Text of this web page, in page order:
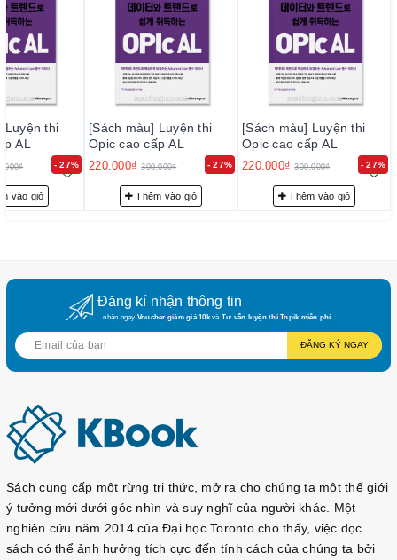
- 27%
Luyện thi
AL
vào giỏ
- 27%
[Sách màu] Luyện thi
Opic cao cấp AL
220.000₫ 300.000₫
Thêm vào giỏ
- 27%
[Sách màu] Luyện thi
Opic cao cấp AL
220.000₫ 300.000₫
Thêm vào giỏ
Đăng kí nhận thông tin
...nhận ngay Voucher giảm giá 10kvà Tư vấn luyện thi Topik miễn phí
ĐĂNG KÝ NGAY
Sách cung cấp một rừng tri thức, mở ra cho chúng ta một thế giới
ý tưởng mới dưới góc nhìn và suy nghĩ của người khác. Một
nghiên cứu năm 2014 của Đại học Toronto cho thấy, việc đọc
sách có thể ảnh hưởng tích cực đến tính cách của chúng ta bởi